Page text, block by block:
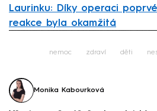
Laurinku: Díky operaci
reakce byla okamžitá
nemoc zdraví děti
Monika Kabourková